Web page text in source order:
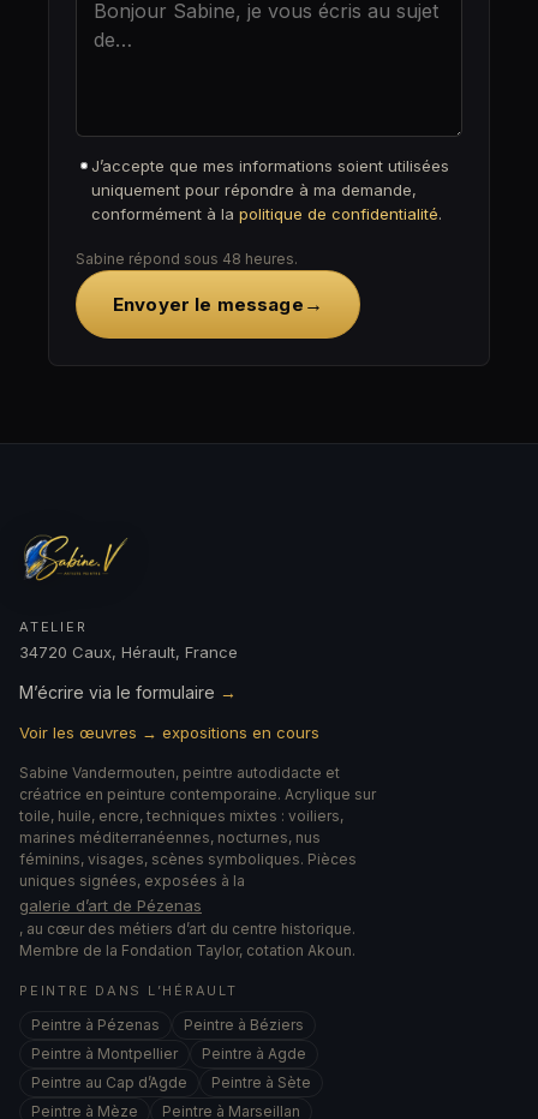
J’accepte que mes informations soient utilisées
uniquement pour répondre à ma demande,
conformément à la politique de confidentialité.
Sabine répond sous 48 heures.
Envoyer le message →
ATELIER
34720 Caux, Hérault, France
M’écrire via le formulaire →
Voir les œuvres → expositions en cours
Sabine Vandermouten, peintre autodidacte et
créatrice en peinture contemporaine. Acrylique sur
toile, huile, encre, techniques mixtes : voiliers,
marines méditerranéennes, nocturnes, nus
féminins, visages, scènes symboliques. Pièces
uniques signées, exposées à la
galerie d’art de Pézenas
, au cœur des métiers d’art du centre historique.
Membre de la Fondation Taylor, cotation Akoun.
PEINTRE DANS L’HÉRAULT
Peintre à Pézenas
Peintre à Béziers
Peintre à Montpellier
Peintre à Agde
Peintre au Cap d’Agde
Peintre à Sète
Peintre à Mèze
Peintre à Marseillan